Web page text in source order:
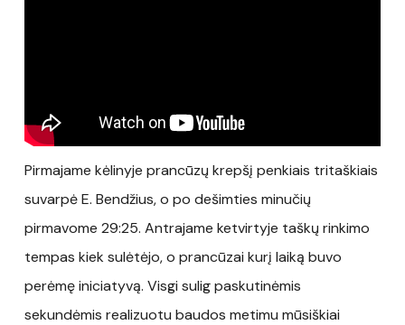
Pirmajame kėlinyje prancūzų krepšį penkiais tritaškiais
suvarpė E. Bendžius, o po dešimties minučių
pirmavome 29:25. Antrajame ketvirtyje taškų rinkimo
tempas kiek sulėtėjo, o prancūzai kurį laiką buvo
perėmę iniciatyvą. Visgi sulig paskutinėmis
sekundėmis realizuotu baudos metimu mūsiškiai